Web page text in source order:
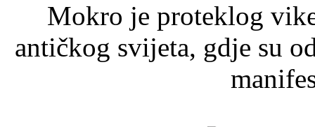
Mokro je proteklog
antičkog svijeta, gdje su